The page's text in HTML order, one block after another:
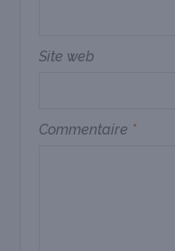
Site web
Commentaire *